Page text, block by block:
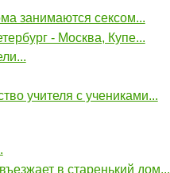
занимаются ceкcом...
- Москва, Купе...
учителя с учениками...
в старенький дом...